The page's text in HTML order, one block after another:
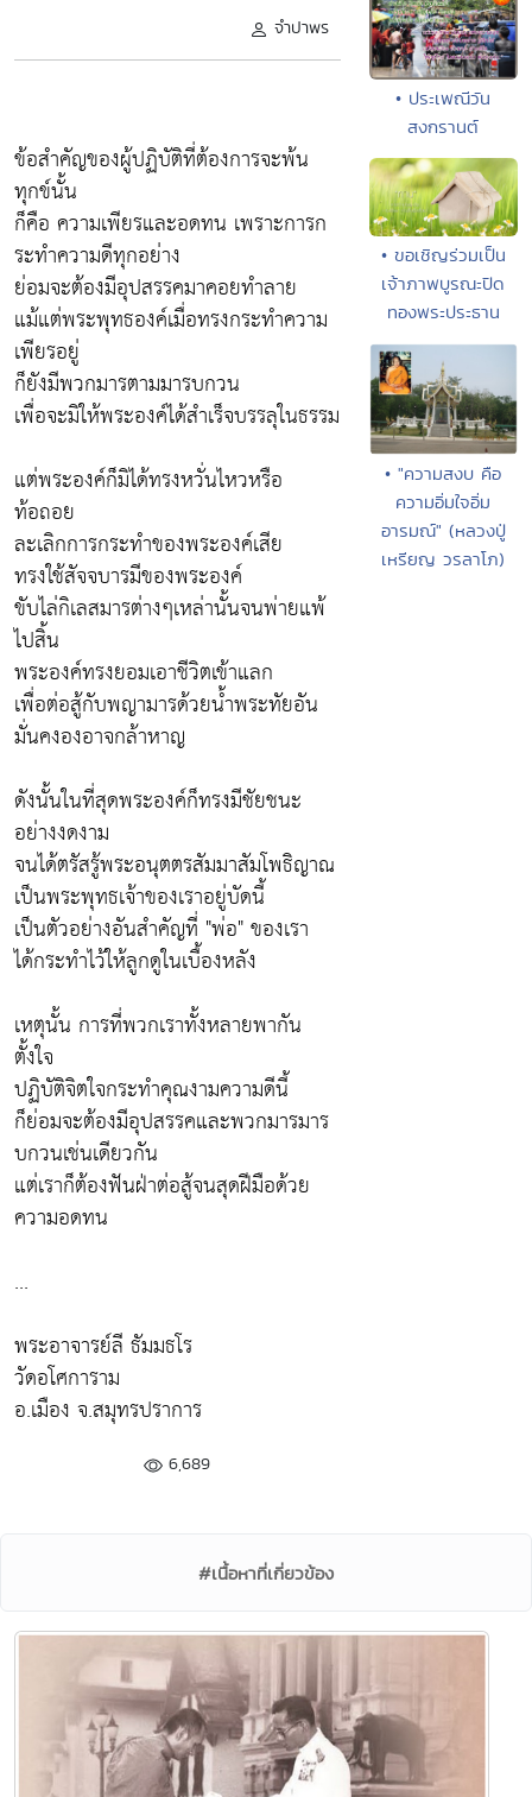
จำปาพร
ข้อสำคัญของผู้ปฏิบัติที่ต้องการจะพ้น
ทุกข์นั้น
ก็คือ ความเพียรและอดทน เพราะการก
ระทำความดีทุกอย่าง
ย่อมจะต้องมีอุปสรรคมาคอยทำลาย
แม้แต่พระพุทธองค์เมื่อทรงกระทำความ
เพียรอยู่
ก็ยังมีพวกมารตามมารบกวน
เพื่อจะมิให้พระองค์ได้สำเร็จบรรลุในธรรม
แต่พระองค์ก็มิได้ทรงหวั่นไหวหรือ
ท้อถอย
ละเลิกการกระทำของพระองค์เสีย
ทรงใช้สัจจบารมีของพระองค์
ขับไล่กิเลสมารต่างๆเหล่านั้นจนพ่ายแพ้
ไปสิ้น
พระองค์ทรงยอมเอาชีวิตเข้าแลก
เพื่อต่อสู้กับพญามารด้วยน้ำพระทัยอัน
มั่นคงองอาจกล้าหาญ
ดังนั้นในที่สุดพระองค์ก็ทรงมีชัยชนะ
อย่างงดงาม
จนได้ตรัสรู้พระอนุตตรสัมมาสัมโพธิญาณ
เป็นพระพุทธเจ้าของเราอยู่บัดนี้
เป็นตัวอย่างอันสำคัญที่ "พ่อ" ของเรา
ได้กระทำไว้ให้ลูกดูในเบื้องหลัง
เหตุนั้น การที่พวกเราทั้งหลายพากัน
ตั้งใจ
ปฏิบัติจิตใจกระทำคุณงามความดีนี้
ก็ย่อมจะต้องมีอุปสรรคและพวกมารมาร
บกวนเช่นเดียวกัน
แต่เราก็ต้องฟันฝ่าต่อสู้จนสุดฝีมือด้วย
ความอดทน
...
พระอาจารย์ลี ธัมมธโร
วัดอโศการาม
อ.เมือง จ.สมุทรปราการ
6,689
• ประเพณีวัน
สงกรานต์
• ขอเชิญร่วมเป็น
เจ้าภาพบูรณะปิด
ทองพระประธาน
• "ความสงบ คือ
ความอิ่มใจอิ่ม
อารมณ์" (หลวงปู่
เหรียญ วรลาโภ)
#เนื้อหาที่เกี่ยวข้อง